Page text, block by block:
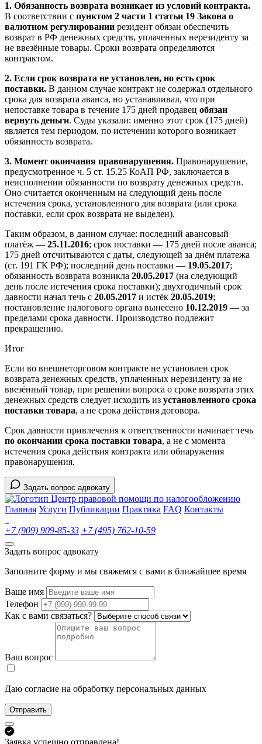
1. Обязанность возврата возникает из условий контракта.
В соответствии с пунктом 2 части 1 статьи 19 Закона о
валютном регулировании резидент обязан обеспечить
возврат в РФ денежных средств, уплаченных нерезиденту за
не ввезённые товары. Сроки возврата определяются
контрактом.
2. Если срок возврата не установлен, но есть срок
поставки. В данном случае контракт не содержал отдельного
срока для возврата аванса, но устанавливал, что при
непоставке товара в течение 175 дней продавец обязан
вернуть деньги. Суды указали: именно этот срок (175 дней)
является тем периодом, по истечении которого возникает
обязанность возврата.
3. Момент окончания правонарушения. Правонарушение,
предусмотренное ч. 5 ст. 15.25 КоАП РФ, заключается в
неисполнении обязанности по возврату денежных средств.
Оно считается оконченным на следующий день после
истечения срока, установленного для возврата (или срока
поставки, если срок возврата не выделен).
Таким образом, в данном случае: последний авансовый
платёж — 25.11.2016; срок поставки — 175 дней после аванса;
175 дней отсчитываются с даты, следующей за днём платежа
(ст. 191 ГК РФ); последний день поставки — 19.05.2017;
обязанность возврата возникла 20.05.2017 (на следующий
день после истечения срока поставки); двухгодичный срок
давности начал течь с 20.05.2017 и истёк 20.05.2019;
постановление налогового органа вынесено 10.12.2019 — за
пределами срока давности. Производство подлежит
прекращению.
Итог
Если во внешнеторговом контракте не установлен срок
возврата денежных средств, уплаченных нерезиденту за не
ввезённый товар, при решении вопроса о сроке возврата этих
денежных средств следует исходить из установленного срока
поставки товара, а не срока действия договора.
Срок давности привлечения к ответственности начинает течь
по окончании срока поставки товара, а не с момента
истечения срока действия контракта или обнаружения
правонарушения.
Задать вопрос адвокату
Центр правовой помощи по налогообложению
Главная Услуги Публикации Практика FAQ Контакты
+7 (909) 909-85-33 +7 (495) 762-10-59
Задать вопрос адвокату
Заполните форму и мы свяжемся с вами в ближайшее время
Ваше имя
Телефон
Как с вами связаться?
Ваш вопрос
Даю согласие на обработку персональных данных
Отправить